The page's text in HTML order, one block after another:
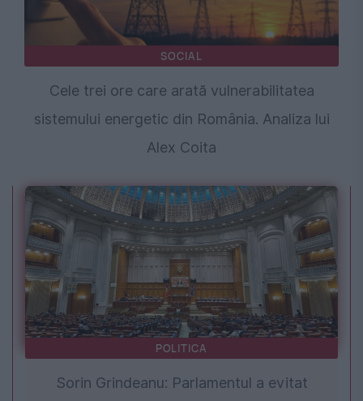
SOCIAL
Cele trei ore care arată vulnerabilitatea
sistemului energetic din România. Analiza lui
Alex Coita
POLITICA
Sorin Grindeanu: Parlamentul a evitat